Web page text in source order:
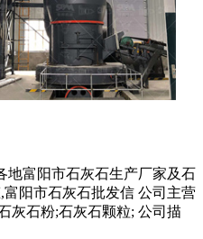
地富阳市石灰石生产厂家及石
阳市石灰石批发信 公司主营
灰石粉;石灰石颗粒; 公司描